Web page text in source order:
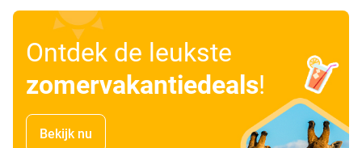
Ontdek de leukste
zomervakantiedeals!
Bekijk nu